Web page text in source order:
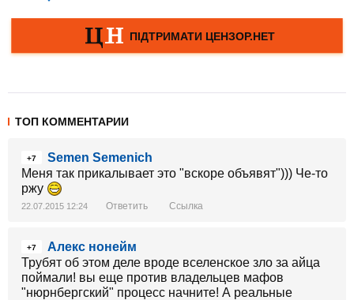
ТОП КОММЕНТАРИИ
+7
Semen Semenich
Меня так прикалывает это "вскоре объявят"))) Че-то
ржу
22.07.2015 12:24 Ответить Ссылка
+7
Алекс нонейм
Трубят об этом деле вроде вселенское зло за айца
поймали! вы еще против владельцев мафов
"нюрнбергский" процесс начните! А реальные